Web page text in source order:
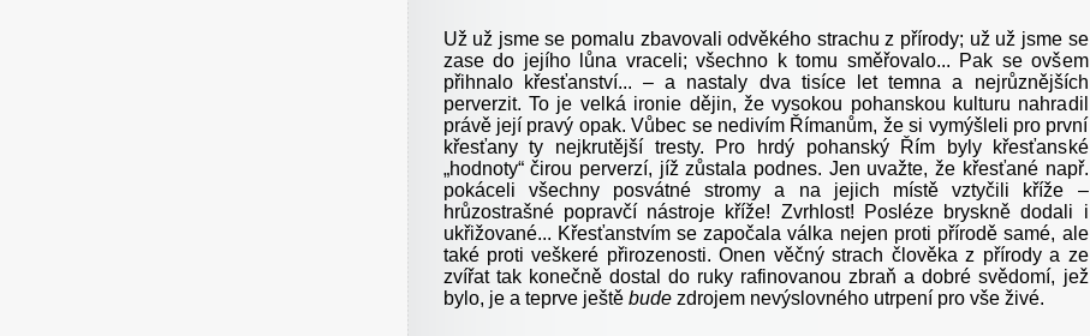
Už už jsme se pomalu zbavovali odvěkého strachu z přírody; už už jsme se
zase do jejího lůna vraceli; všechno k tomu směřovalo... Pak se ovšem
přihnalo křesťanství... – a nastaly dva tisíce let temna a nejrůznějších
perverzit. To je velká ironie dějin, že vysokou pohanskou kulturu nahradil
právě její pravý opak. Vůbec se nedivím Římanům, že si vymýšleli pro první
křesťany ty nejkrutější tresty. Pro hrdý pohanský Řím byly křesťanské
„hodnoty“ čirou perverzí, jíž zůstala podnes. Jen uvažte, že křesťané např.
pokáceli všechny posvátné stromy a na jejich místě vztyčili kříže –
hrůzostrašné popravčí nástroje kříže! Zvrhlost! Posléze bryskně dodali i
ukřižované... Křesťanstvím se započala válka nejen proti přírodě samé, ale
také proti veškeré přirozenosti. Onen věčný strach člověka z přírody a ze
zvířat tak konečně dostal do ruky rafinovanou zbraň a dobré svědomí, jež
bylo, je a teprve ještě budezdrojem nevýslovného utrpení pro vše živé.